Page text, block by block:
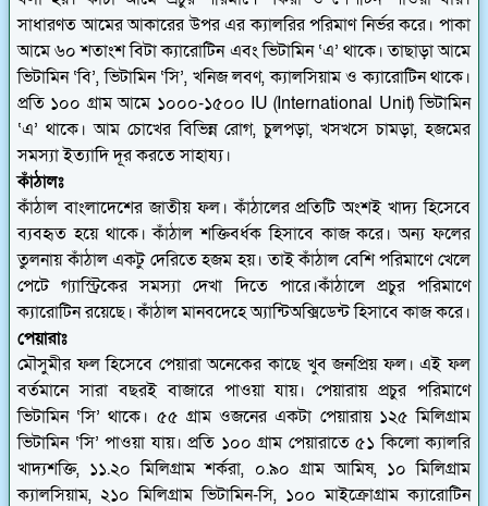
সাধারণত আমের আকারের উপর এর ক্যালরির পরিমাণ নির্ভর করে। পাকা
আমে ৬০ শতাংশ বিটা ক্যারোটিন এবং ভিটামিন ‘এ’ থাকে। তাছাড়া আমে
ভিটামিন ‘বি’, ভিটামিন ‘সি’, খনিজ লবণ, ক্যালসিয়াম ও ক্যারোটিন থাকে।
প্রতি ১০০ গ্রাম আমে ১০০০-১৫০০ IU (International Unit) ভিটামিন
‘এ’ থাকে। আম চোখের বিভিন্ন রোগ, চুলপড়া, খসখসে চামড়া, হজমের
সমস্যা ইত্যাদি দূর করতে সাহায্য।
কাঁঠালঃ
কাঁঠাল বাংলাদেশের জাতীয় ফল। কাঁঠালের প্রতিটি অংশই খাদ্য হিসেবে
ব্যবহৃত হয়ে থাকে। কাঁঠাল শক্তিবর্ধক হিসাবে কাজ করে। অন্য ফলের
তুলনায় কাঁঠাল একটু দেরিতে হজম হয়। তাই কাঁঠাল বেশি পরিমাণে খেলে
পেটে গ্যাস্ট্রিকের সমস্যা দেখা দিতে পারে।কাঁঠালে প্রচুর পরিমাণে
ক্যারোটিন রয়েছে। কাঁঠাল মানবদেহে অ্যান্টিঅক্সিডেন্ট হিসাবে কাজ করে।
পেয়ারাঃ
মৌসুমীর ফল হিসেবে পেয়ারা অনেকের কাছে খুব জনপ্রিয় ফল। এই ফল
বর্তমানে সারা বছরই বাজারে পাওয়া যায়। পেয়ারায় প্রচুর পরিমাণে
ভিটামিন ‘সি’ থাকে। ৫৫ গ্রাম ওজনের একটা পেয়ারায় ১২৫ মিলিগ্রাম
ভিটামিন ‘সি’ পাওয়া যায়। প্রতি ১০০ গ্রাম পেয়ারাতে ৫১ কিলো ক্যালরি
খাদ্যশক্তি, ১১.২০ মিলিগ্রাম শর্করা, ০.৯০ গ্রাম আমিষ, ১০ মিলিগ্রাম
ক্যালসিয়াম, ২১০ মিলিগ্রাম ভিটামিন-সি, ১০০ মাইক্রোগ্রাম ক্যারোটিন